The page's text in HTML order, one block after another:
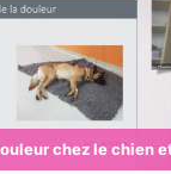
chez le chien